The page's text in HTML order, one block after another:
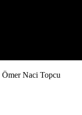
Ömer Naci Topcu